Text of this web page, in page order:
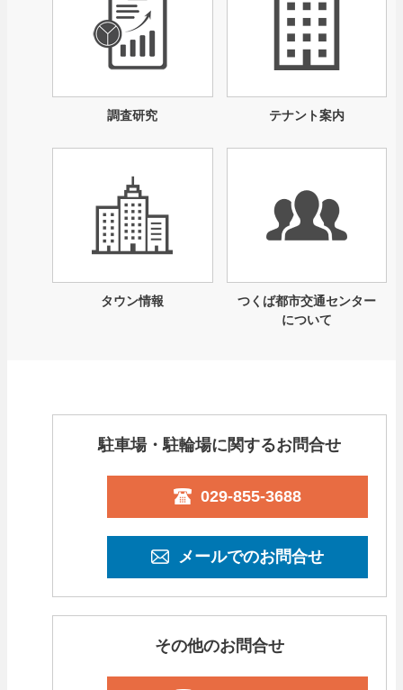
調査研究 テナント案内
タウン情報
つくば都市交通センター
について
駐車場・駐輪場に関するお問合せ
029-855-3688
メールでのお問合せ
その他のお問合せ